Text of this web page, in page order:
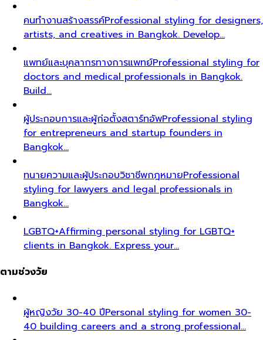
คนทำงานสร้างสรรค์Professional styling for designers,
artists, and creatives in Bangkok. Develop…
แพทย์และบุคลากรทางการแพทย์Professional styling for
doctors and medical professionals in Bangkok.
Build…
ผู้ประกอบการและผู้ก่อตั้งสตาร์ทอัพProfessional styling
for entrepreneurs and startup founders in
Bangkok…
ทนายความและผู้ประกอบวิชาชีพกฎหมายProfessional
styling for lawyers and legal professionals in
Bangkok…
LGBTQ+Affirming personal styling for LGBTQ+
clients in Bangkok. Express your…
ตามช่วงวัย
ผู้หญิงวัย 30-40 ปีPersonal styling for women 30-
40 building careers and a strong professional…